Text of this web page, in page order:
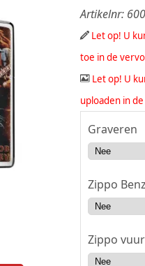
Artikelnr:
Let op! U
toe in de
Let op! U
uploaden in
Graveren
Zippo
Zippo